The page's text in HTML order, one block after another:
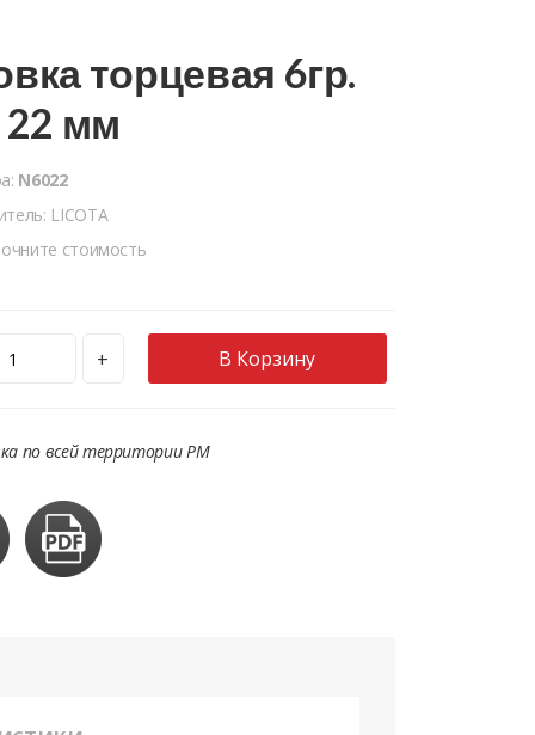
торцевая 6гр.
мм
N6022
LICOTA
стоимость
+ В Корзину
по всей территории РМ